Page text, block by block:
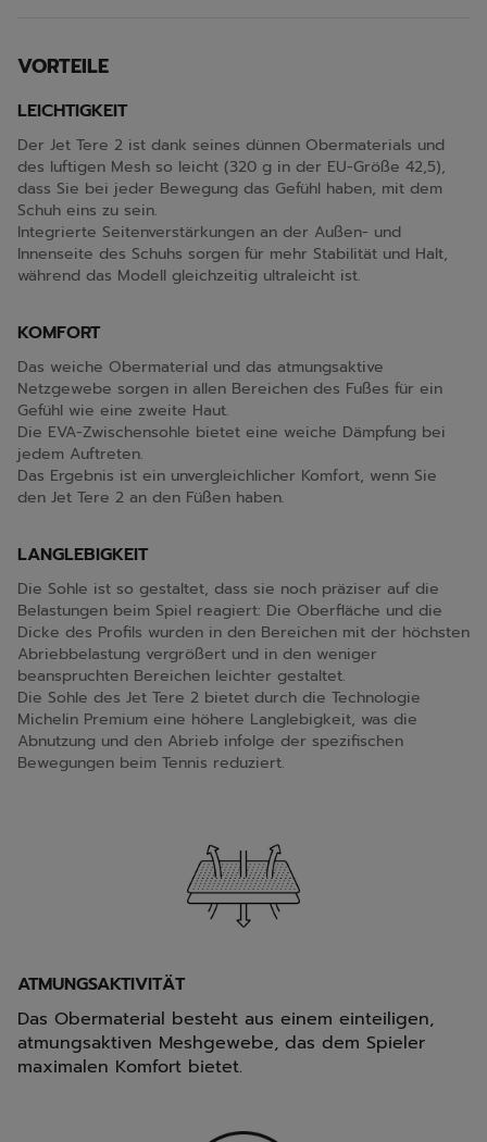
VORTEILE
LEICHTIGKEIT
Der Jet Tere 2 ist dank seines dünnen Obermaterials und
des luftigen Mesh so leicht (320 g in der EU-Größe 42,5),
dass Sie bei jeder Bewegung das Gefühl haben, mit dem
Schuh eins zu sein.
Integrierte Seitenverstärkungen an der Außen- und
Innenseite des Schuhs sorgen für mehr Stabilität und Halt,
während das Modell gleichzeitig ultraleicht ist.
KOMFORT
Das weiche Obermaterial und das atmungsaktive
Netzgewebe sorgen in allen Bereichen des Fußes für ein
Gefühl wie eine zweite Haut.
Die EVA-Zwischensohle bietet eine weiche Dämpfung bei
jedem Auftreten.
Das Ergebnis ist ein unvergleichlicher Komfort, wenn Sie
den Jet Tere 2 an den Füßen haben.
LANGLEBIGKEIT
Die Sohle ist so gestaltet, dass sie noch präziser auf die
Belastungen beim Spiel reagiert: Die Oberfläche und die
Dicke des Profils wurden in den Bereichen mit der höchsten
Abriebbelastung vergrößert und in den weniger
beanspruchten Bereichen leichter gestaltet.
Die Sohle des Jet Tere 2 bietet durch die Technologie
Michelin Premium eine höhere Langlebigkeit, was die
Abnutzung und den Abrieb infolge der spezifischen
Bewegungen beim Tennis reduziert.
ATMUNGSAKTIVITÄT
Das Obermaterial besteht aus einem einteiligen,
atmungsaktiven Meshgewebe, das dem Spieler
maximalen Komfort bietet.